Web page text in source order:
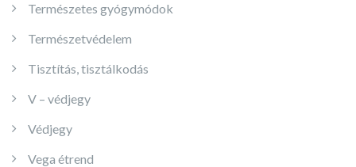
Természetes gyógymódok
Természetvédelem
Tisztítás, tisztálkodás
V – védjegy
Védjegy
Vega étrend